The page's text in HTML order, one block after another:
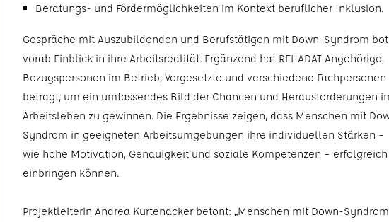
Beratungs- und Fördermöglichkeiten im Kontext beruflicher Inklusion.
Gespräche mit Auszubildenden und Berufstätigen mit Down-Syndrom
vorab Einblick in ihre Arbeitsrealität. Ergänzend hat REHADAT Angehörige,
Bezugspersonen im Betrieb, Vorgesetzte und verschiedene Fachpersonen
befragt, um ein umfassendes Bild der Chancen und Herausforderungen
Arbeitsleben zu gewinnen. Die Ergebnisse zeigen, dass Menschen mit
Syndrom in geeigneten Arbeitsumgebungen ihre individuellen Stärken –
wie hohe Motivation, Genauigkeit und soziale Kompetenzen – erfolgreich
einbringen können.
Projektleiterin Andrea Kurtenacker betont: „Menschen mit Down-Syndrom